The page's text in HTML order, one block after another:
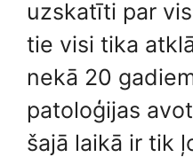
uzskatīti par
tie visi tika
nekā 20
patoloģijas
šajā laikā ir tik